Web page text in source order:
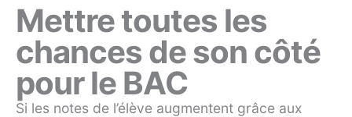
Mettre toutes les
chances de son côté
pour le BAC
Si les notes de l’élève augmentent grâce aux